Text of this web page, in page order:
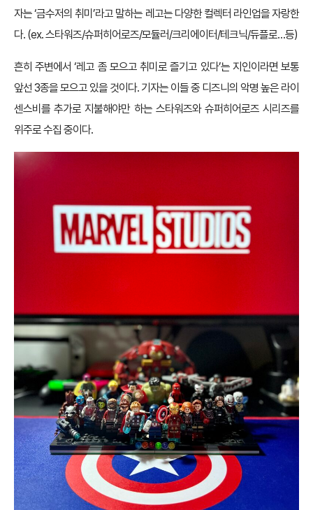
자는 ‘금수저의 취미’라고 말하는 레고는 다양한 컬렉터 라인업을 자랑한
다. (ex. 스타워즈/슈퍼히어로즈/모듈러/크리에이터/테크닉/듀플로…등)
흔히 주변에서 ‘레고 좀 모으고 취미로 즐기고 있다’는 지인이라면 보통
앞선 3종을 모으고 있을 것이다. 기자는 이들 중 디즈니의 악명 높은 라이
센스비를 추가로 지불해야만 하는 스타워즈와 슈퍼히어로즈 시리즈를
위주로 수집 중이다.